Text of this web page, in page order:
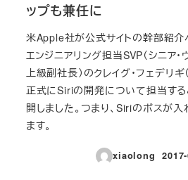
ップも兼任に
米Apple社が公式サイトの幹部紹介
エンジニアリング担当SVP（シニア・
上級副社長）のクレイグ・フェデリ
正式にSiriの開発について担当す
開しました。つまり、Siriのボスが
ます。
xiaolong
投稿